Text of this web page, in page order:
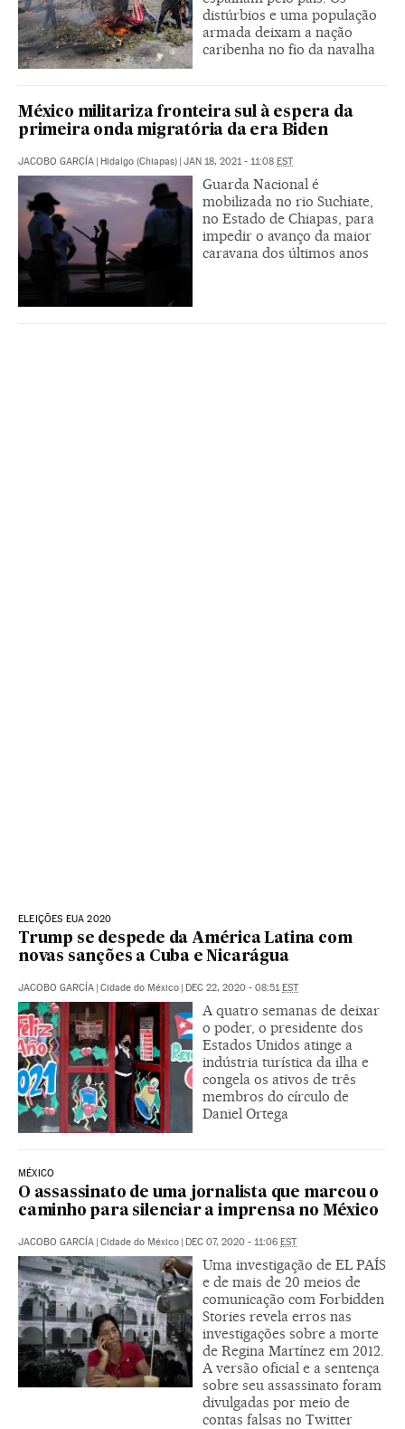
distúrbios e uma população
armada deixam a nação
caribenha no fio da navalha
México militariza fronteira sul à espera da
primeira onda migratória da era Biden
JACOBO GARCÍA | Hidalgo (Chiapas) | JAN 18, 2021 - 11:08 EST
Guarda Nacional é
mobilizada no rio Suchiate,
no Estado de Chiapas, para
impedir o avanço da maior
caravana dos últimos anos
ELEIÇÕES EUA 2020
Trump se despede da América Latina com
novas sanções a Cuba e Nicarágua
JACOBO GARCÍA | Cidade do México | DEC 22, 2020 - 08:51EST
A quatro semanas de deixar
o poder, o presidente dos
Estados Unidos atinge a
indústria turística da ilha e
congela os ativos de três
membros do círculo de
Daniel Ortega
MÉXICO
O assassinato de uma jornalista que marcou o
caminho para silenciar a imprensa no México
JACOBO GARCÍA | Cidade do México | DEC 07, 2020 - 11:06 EST
Uma investigação de EL PAÍS
e de mais de 20 meios de
comunicação com Forbidden
Stories revela erros nas
investigações sobre a morte
de Regina Martínez em 2012.
A versão oficial e a sentença
sobre seu assassinato foram
divulgadas por meio de
contas falsas no Twitter